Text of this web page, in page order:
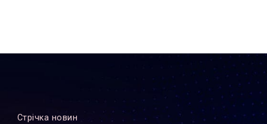
Стрiчка новин